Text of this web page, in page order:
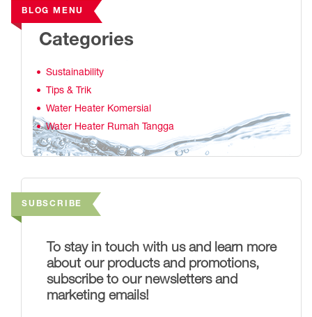
Categories
Sustainability
Tips & Trik
Water Heater Komersial
Water Heater Rumah Tangga
BLOG MENU
To stay in touch with us and learn more
about our products and promotions,
subscribe to our newsletters and
marketing emails!
SUBSCRIBE